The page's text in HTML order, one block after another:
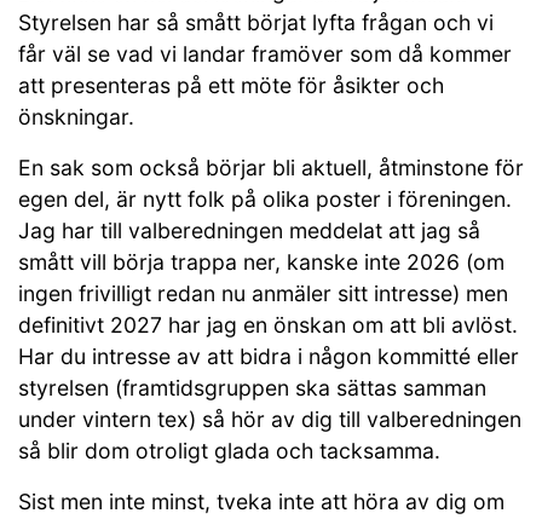
Styrelsen har så smått börjat lyfta frågan och vi
får väl se vad vi landar framöver som då kommer
att presenteras på ett möte för åsikter och
önskningar.
En sak som också börjar bli aktuell, åtminstone för
egen del, är nytt folk på olika poster i föreningen.
Jag har till valberedningen meddelat att jag så
smått vill börja trappa ner, kanske inte 2026 (om
ingen frivilligt redan nu anmäler sitt intresse) men
definitivt 2027 har jag en önskan om att bli avlöst.
Har du intresse av att bidra i någon kommitté eller
styrelsen (framtidsgruppen ska sättas samman
under vintern tex) så hör av dig till valberedningen
så blir dom otroligt glada och tacksamma.
Sist men inte minst, tveka inte att höra av dig om